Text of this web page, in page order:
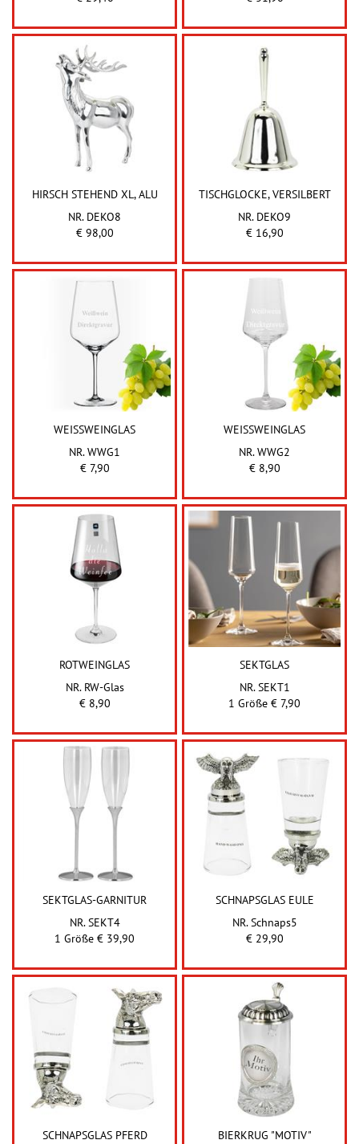
HIRSCH STEHEND XL, ALU
NR. DEKO8
€ 98,00
TISCHGLOCKE, VERSILBERT
NR. DEKO9
€ 16,90
WEISSWEINGLAS
NR. WWG1
€ 7,90
WEISSWEINGLAS
NR. WWG2
€ 8,90
ROTWEINGLAS
NR. RW-Glas
€ 8,90
SEKTGLAS
NR. SEKT1
1 Größe € 7,90
SEKTGLAS-GARNITUR
NR. SEKT4
1 Größe € 39,90
SCHNAPSGLAS EULE
NR. Schnaps5
€ 29,90
SCHNAPSGLAS PFERD BIERKRUG "MOTIV"